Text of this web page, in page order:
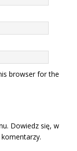
browser for the
Dowiedz się, w